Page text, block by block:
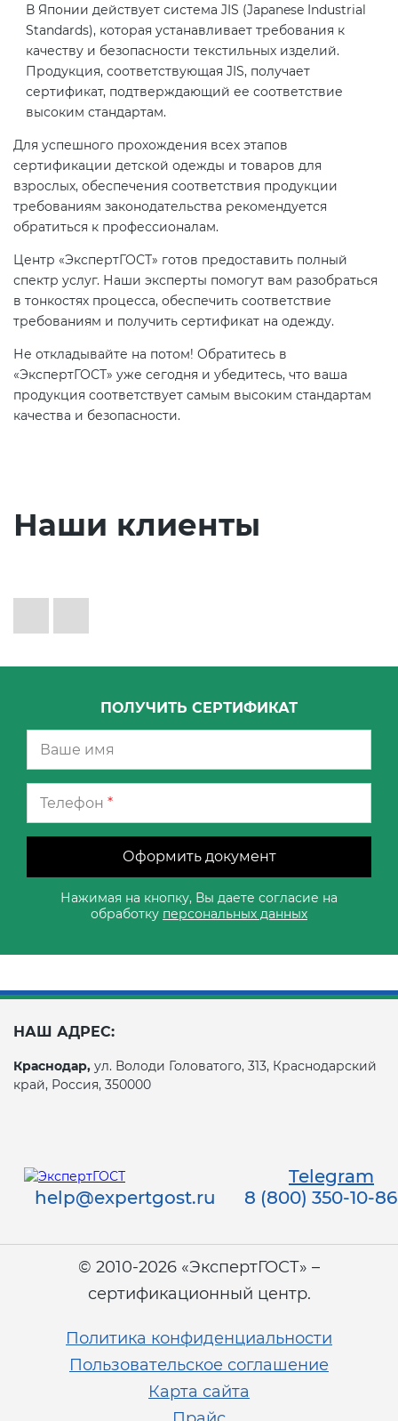
В Японии действует система JIS (Japanese Industrial
Standards), которая устанавливает требования к
качеству и безопасности текстильных изделий.
Продукция, соответствующая JIS, получает
сертификат, подтверждающий ее соответствие
высоким стандартам.
Для успешного прохождения всех этапов
сертификации детской одежды и товаров для
взрослых, обеспечения соответствия продукции
требованиям законодательства рекомендуется
обратиться к профессионалам.
Центр «ЭкспертГОСТ» готов предоставить полный
спектр услуг. Наши эксперты помогут вам разобраться
в тонкостях процесса, обеспечить соответствие
требованиям и получить сертификат на одежду.
Не откладывайте на потом! Обратитесь в
«ЭкспертГОСТ» уже сегодня и убедитесь, что ваша
продукция соответствует самым высоким стандартам
качества и безопасности.
Наши клиенты
ПОЛУЧИТЬ СЕРТИФИКАТ
Телефон *
Оформить документ
Нажимая на кнопку, Вы даете согласие на
обработку персональных данных
НАШ АДРЕС:
Краснодар, ул. Володи Головатого, 313, Краснодарский
край, Россия, 350000
Telegram
help@expertgost.ru
8 (800) 350-10-86
© 2010-2026 «ЭкспертГОСТ» –
сертификационный центр.
Политика конфиденциальности
Пользовательское соглашение
Карта сайта